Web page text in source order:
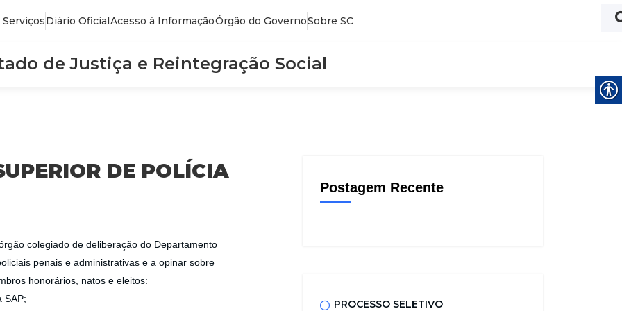
Diário OficialAcesso à InformaçãoÓrgão do GovernoSobre SC
de Justiça e Reintegração Social
DE POLÍCIA
colegiado de deliberação do Departamento
penais e administrativas e a opinar sobre
honorários, natos e eleitos:
SAP;
Postagem Recente
PROCESSO SELETIVO